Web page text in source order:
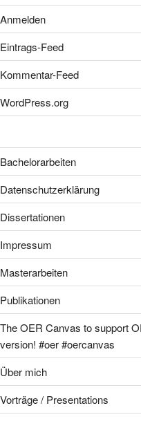
Anmelden
Eintrags-Feed
Kommentar-Feed
WordPress.org
Bachelorarbeiten
Datenschutzerklärung
Dissertationen
Impressum
Masterarbeiten
Publikationen
The OER Canvas to support
version! #oer #oercanvas
Über mich
Vorträge / Presentations